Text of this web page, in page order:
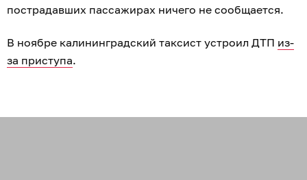
пострадавших пассажирах ничего не сообщается.
В ноябре калининградский таксист устроил ДТП из-
за приступа.